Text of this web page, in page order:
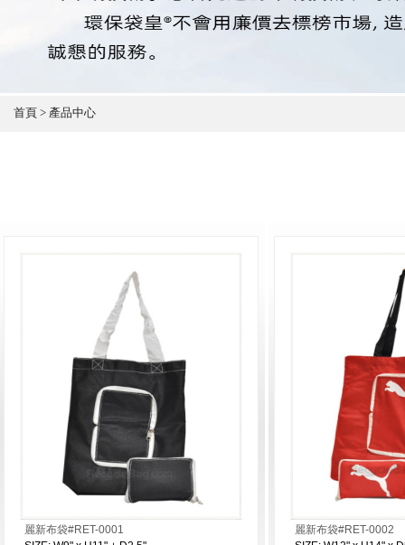
首頁 > 產品中心
麗新布袋#RET-0001
麗新布袋#RET-0002